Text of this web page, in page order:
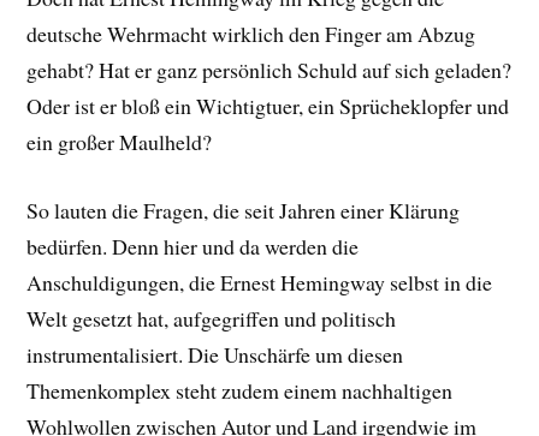
deutsche Wehrmacht wirklich den Finger am Abzug
gehabt? Hat er ganz persönlich Schuld auf sich geladen?
Oder ist er bloß ein Wichtigtuer, ein Sprücheklopfer und
ein großer Maulheld?
So lauten die Fragen, die seit Jahren einer Klärung
bedürfen. Denn hier und da werden die
Anschuldigungen, die Ernest Hemingway selbst in die
Welt gesetzt hat, aufgegriffen und politisch
instrumentalisiert. Die Unschärfe um diesen
Themenkomplex steht zudem einem nachhaltigen
Wohlwollen zwischen Autor und Land irgendwie im